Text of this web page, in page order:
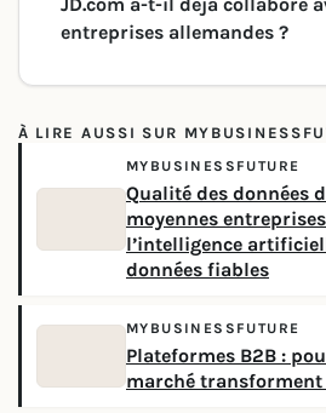
entreprises allemandes ?
À LIRE AUSSI SUR
MYBUSINESSFUTURE
Qualité des données
moyennes
l’intelligence
données fiables
MYBUSINESSFUTURE
Plateformes B2B :
marché transforment